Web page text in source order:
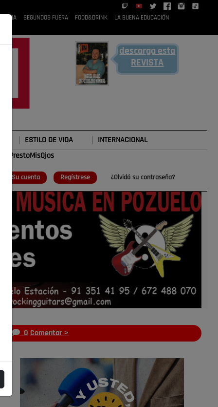
RUBIA SEGUNDOS FUERA FOOD&DRINK
LA BUENA EDUCACIÓN
descarga esta
REVISTA
ESTILO DE VIDA INTERNACIONAL
#TePrestoMisOjos
Su cuenta Regístrese ¿Olvidó su contraseña?
0 Comentar >